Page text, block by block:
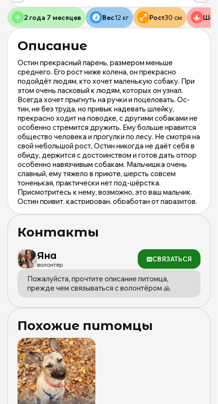
Описание
Остин прекрасный парень, размером меньше
среднего. Его рост ниже колена, он прекрасно
подойдёт людям, кто хочет маленькую собаку. При
этом очень ласковый к людям, которых он узнал.
Всегда хочет прыгнуть на ручки и поцеловать. Ос-
тин, не без труда, но привык надевать шлейку,
прекрасно ходит на поводке, с другими собаками не
особенно стремится дружить. Ему больше нравится
общество человека и прогулки по лесу. Не смотря на
свой небольшой рост, Остин никогда не даёт себя в
обиду, держится с достоинством и готов дать отпор
особенно навязчивым собакам. Мальчишка очень
славный, ему тяжело в приюте, шерсть совсем
тоненькая, практически нет под-шёрстка.
Присмотритесь к нему, возможно, это ваш мальчик.
Остин привит, кастрирован, обработан от паразитов,
отслеживанием судьбы по фото. Жильё не должно
быть съёмным.
Контакты
Яна
волонтёр
СВЯЗАТЬСЯ
Пожалуйста, прочтите описание питомца,
прежде чем связываться с волонтёром 🙏
Похожие питомцы
|
2 года 7 месяцев Вес12 кг Рост30 см